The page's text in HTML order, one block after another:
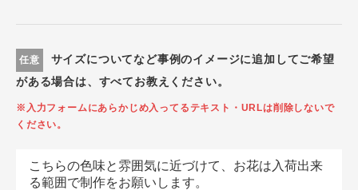
任意
サイズについてなど事例のイメージに追加してご希望
がある場合は、すべてお教えください。
※入力フォームにあらかじめ入ってるテキスト・URLは削除しないで
ください。